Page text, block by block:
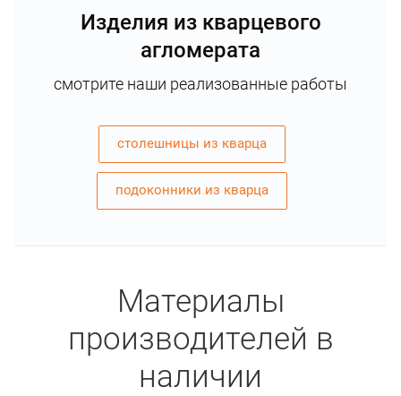
Изделия из кварцевого
агломерата
смотрите наши реализованные работы
столешницы из кварца
подоконники из кварца
Материалы
производителей в
наличии